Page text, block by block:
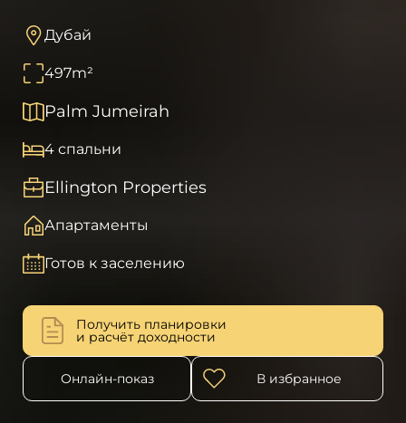
Дубай
497m²
Palm Jumeirah
4 спальни
Ellington Properties
Апартаменты
Готов к заселению
Получить планировки
и расчёт доходности
Онлайн-показ В избранное